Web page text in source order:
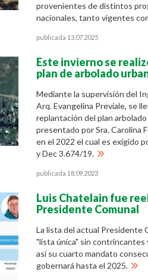
provenientes de distintos
nacionales, tanto vigentes
publicada 13.07.2025
Este invierno se
plan de arbolado
Mediante la supervisión del
Arq. Evangelina Previale, se
replantación del plan
presentado por Sra. Carolina
en el 2022 el cual es exigido
y Dec 3.674/19.
publicada 18.09.2023
Luis Chatelain fue
Presidente Comunal
La lista del actual Presidente
"lista única" sin
así su cuarto mandato
gobernará hasta el 2025.